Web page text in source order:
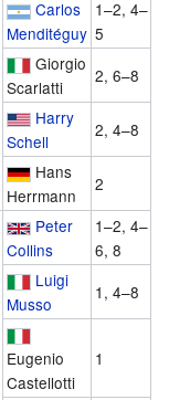
Carlos
Menditéguy
1–2, 4–
5
Giorgio
Scarlatti
2, 6–8
Harry
Schell
2, 4–8
Hans
Herrmann
2
Peter
Collins
1–2, 4–
6, 8
Luigi
Musso
1, 4–8
Eugenio
Castellotti
1